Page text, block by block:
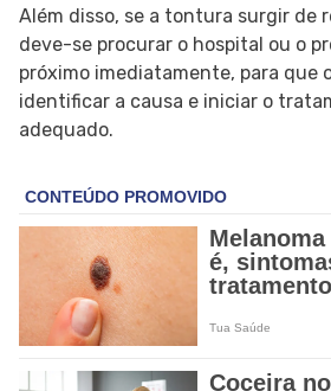
Além disso, se a tontura surgir de
deve-se procurar o hospital ou o
próximo imediatamente, para que
identificar a causa e iniciar o
adequado.